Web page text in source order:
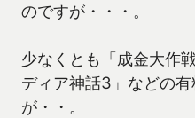
のですが・・・。
少なくとも「成金大作
ディア神話3」などの
が・・。